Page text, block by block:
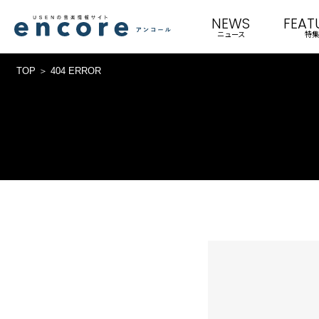
NEWS
ニュース 特集
TOP 404 ERROR